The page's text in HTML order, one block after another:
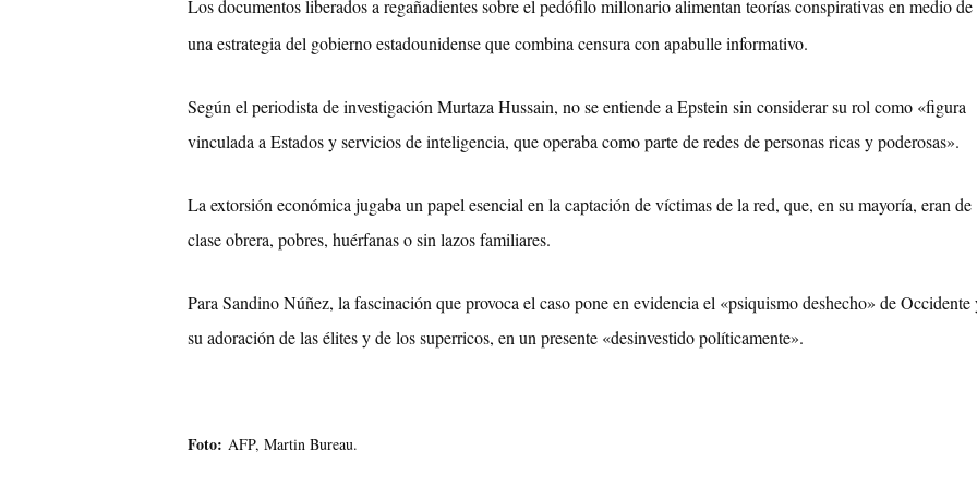
Los documentos liberados a regañadientes sobre el pedófilo millonario alimentan teorías conspirativas en medio de
una estrategia del gobierno estadounidense que combina censura con apabulle informativo.
Según el periodista de investigación Murtaza Hussain, no se entiende a Epstein sin considerar su rol como «figura
vinculada a Estados y servicios de inteligencia, que operaba como parte de redes de personas ricas y poderosas».
La extorsión económica jugaba un papel esencial en la captación de víctimas de la red, que, en su mayoría, eran de
clase obrera, pobres, huérfanas o sin lazos familiares.
Para Sandino Núñez, la fascinación que provoca el caso pone en evidencia el «psiquismo deshecho» de Occidente
su adoración de las élites y de los superricos, en un presente «desinvestido políticamente».
Foto: AFP, Martin Bureau.